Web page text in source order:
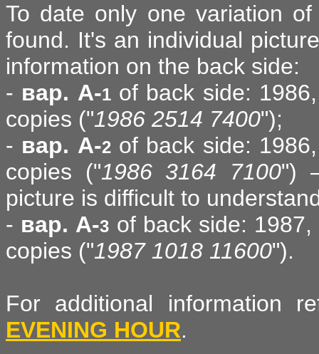
To date only one variation
found. It's an individual
information on the back side:
- вар. A-1of back side:
copies ("1986 2514 7400");
- вар. A-2of back side:
copies ("1986 3164 7100")
picture is difficult to
- вар. A-3 of back side:
copies ("1987 1018 11600").
For additional information
EVENING HOUR.